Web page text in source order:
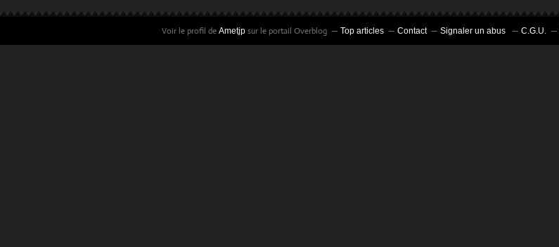
Voir le profil de Ametjpsur le portail Overblog Top articles Contact Signaler un abus C.G.U.